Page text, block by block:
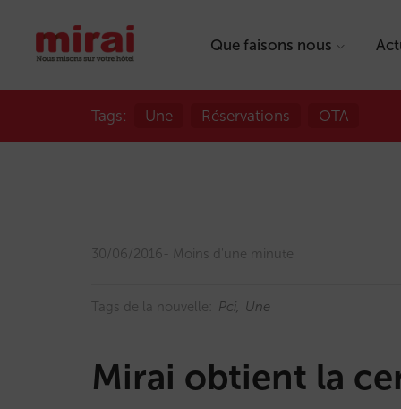
Que faisons nous
Tags: Une Réservations OTA
30/06/2016 Moins d'une minute
Tags de la nouvelle: Pci Une
Mirai obtient la